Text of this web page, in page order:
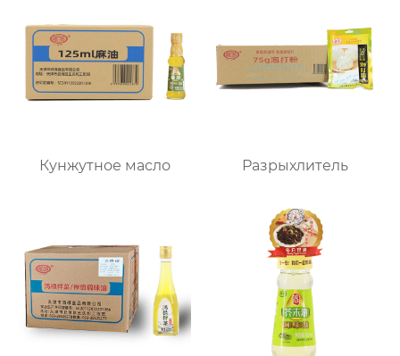
Кунжутное масло Разрыхлитель